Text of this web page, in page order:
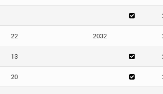
22 2032
13
20